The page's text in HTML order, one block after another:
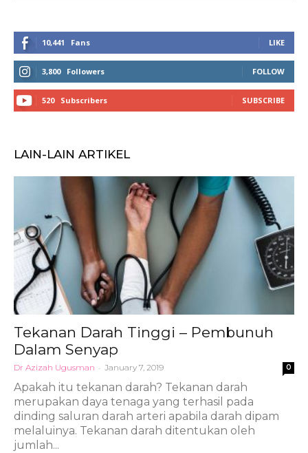
10,441 Fans LIKE
3,800 Followers FOLLOW
520 Subscribers SUBSCRIBE
LAIN-LAIN ARTIKEL
Tekanan Darah Tinggi – Pembunuh
Dalam Senyap
Dr Azizah Ugusman - January 7, 2019 0
Apakah itu tekanan darah? Tekanan darah
merupakan daya tenaga yang terhasil pada
dinding saluran darah arteri apabila darah dipam
melaluinya. Tekanan darah ditentukan oleh
jumlah...